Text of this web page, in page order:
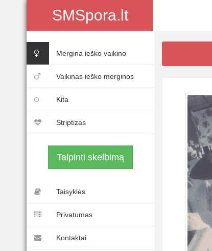
SMSpora.lt
Mergina ieško vaikino
Vaikinas ieško merginos
Kita
Striptizas
Talpinti skelbimą
Taisyklės
Privatumas
Kontaktai